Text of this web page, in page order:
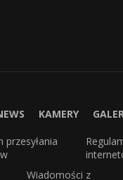
KAMERY
przesyłania
Wiadomości z